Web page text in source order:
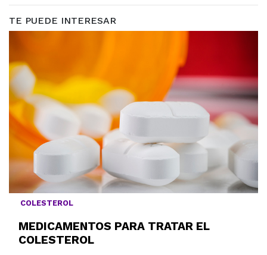
TE PUEDE INTERESAR
COLESTEROL
MEDICAMENTOS PARA TRATAR EL
COLESTEROL